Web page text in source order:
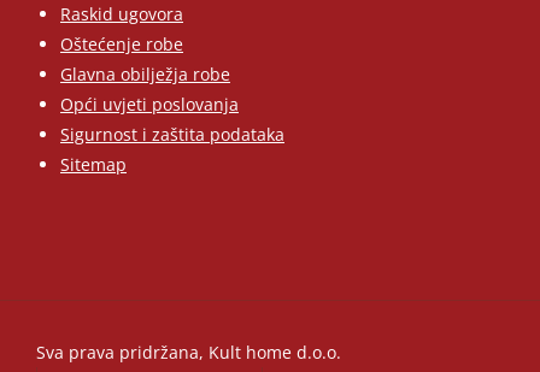
Raskid ugovora
Oštećenje robe
Glavna obilježja robe
Opći uvjeti poslovanja
Sigurnost i zaštita podataka
Sitemap
Sva prava pridržana, Kult home d.o.o.